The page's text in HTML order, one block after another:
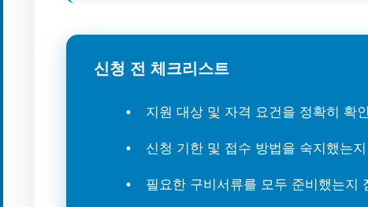
신청 전 체크리스트
지원 대상 및 자격 요건을 정확히 확
신청 기한 및 접수 방법을 숙지했는지
필요한 구비서류를 모두 준비했는지